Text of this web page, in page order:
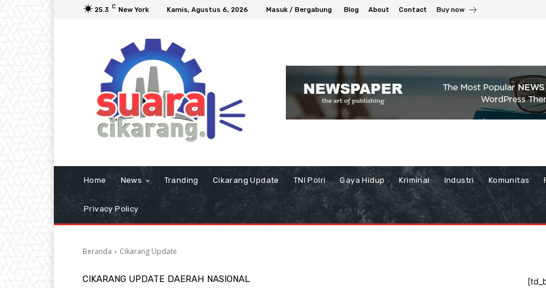
25.3 C New York Kamis, Agustus 6, 2026 Masuk / Bergabung Blog About Contact Buy now
Home News Tranding Cikarang Update TNI Polri Gaya Hidup Kriminal Industri Komunitas
Privacy Policy
Beranda Cikarang Update
CIKARANG UPDATE DAERAH NASIONAL